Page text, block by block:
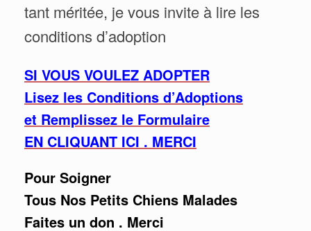
tant méritée, je vous invite à lire les
conditions d’adoption
SI VOUS VOULEZ ADOPTER
Lisez les Conditions d’Adoptions
et Remplissez le Formulaire
EN CLIQUANT ICI . MERCI
Pour Soigner
Tous Nos Petits Chiens Malades
Faites un don . Merci